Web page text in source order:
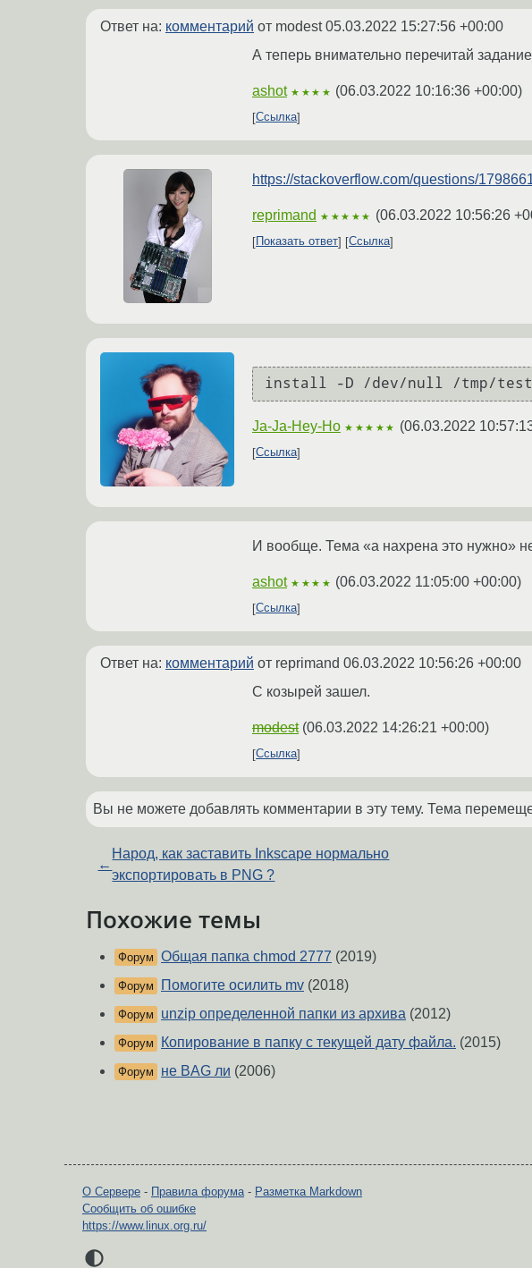
Ответ на: комментарий от modest05.03.2022 15:27:56 +00:00
А теперь внимательно перечитай
ashot ★★★★ (06.03.2022 10:16:36 +00:00)
Ссылка
https://stackoverflow.com/questions/
reprimand ★★★★★ (06.03.2022 10:56:26
Показать ответ Ссылка
Ja-Ja-Hey-Ho ★★★★★ (06.03.2022
Ссылка
И вообще. Тема «а нахрена это нужно»
ashot ★★★★ (06.03.2022 11:05:00 +00:00)
Ссылка
Ответ на: комментарий от reprimand 06.03.2022 10:56:26 +00:00
С козырей зашел.
modest (06.03.2022 14:26:21 +00:00)
Ссылка
Вы не можете добавлять комментарии в эту тему. Тема
←
Народ, как заставить Inkscape нормально
экспортировать в PNG ?
Похожие темы
Форум Общая папка chmod 2777 (2019)
Форум Помогите осилить mv (2018)
Форум unzip определенной папки из архива (2012)
Форум Копирование в папку с текущей дату файла. (2015)
Форум не BAG ли (2006)
О Сервере - Правила форума- Разметка Markdown
Сообщить об ошибке
https://www.linux.org.ru/